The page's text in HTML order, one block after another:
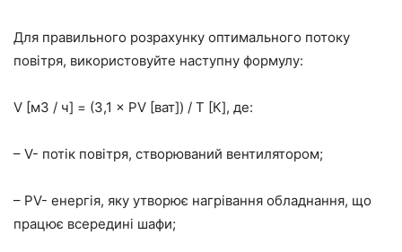
Для правильного розрахунку оптимального потоку
повітря, використовуйте наступну формулу:
V [м3 / ч] = (3,1 × PV [ват]) / T [К], де:
– V- потік повітря, створюваний вентилятором;
– PV- енергія, яку утворює нагрівання обладнання, що
працює всередині шафи;